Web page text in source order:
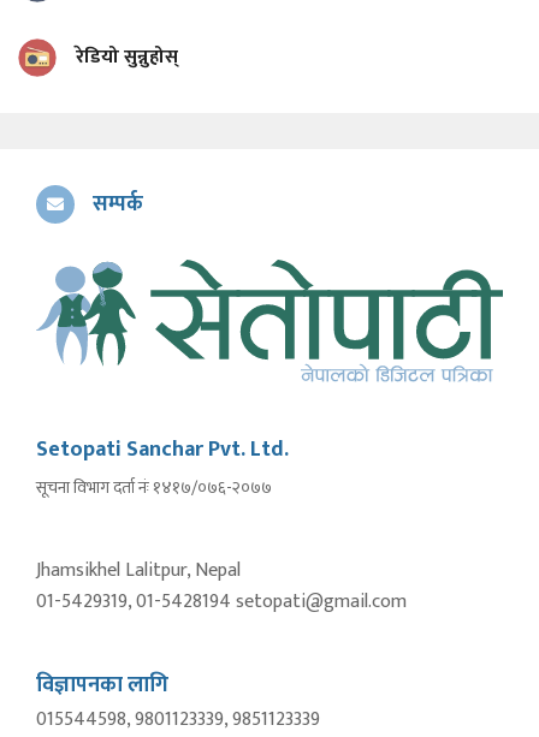
रेडियो सुन्नुहोस्
सम्पर्क
Setopati Sanchar Pvt. Ltd.
सूचना विभाग दर्ता नंः १४१७/०७६-२०७७
Jhamsikhel Lalitpur, Nepal
01-5429319, 01-5428194 setopati@gmail.com
विज्ञापनका लागि
015544598, 9801123339, 9851123339